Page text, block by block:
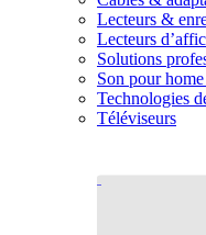
Lecteurs &
Lecteurs
Solutions
Son pour
Technologies
Téléviseurs